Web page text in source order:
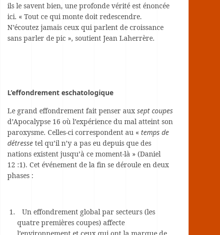
ils le savent bien, une profonde vérité est énoncée
ici. « Tout ce qui monte doit redescendre.
N’écoutez jamais ceux qui parlent de croissance
sans parler de pic », soutient Jean Laherrère.
L’effondrement eschatologique
Le grand effondrement fait penser aux sept coupes
d’Apocalypse 16 où l’expérience du mal atteint son
paroxysme. Celles-ci correspondent au « temps de
détresse tel qu’il n’y a pas eu depuis que des
nations existent jusqu’à ce moment-là » (Daniel
12 :1). Cet événement de la fin se déroule en deux
phases :
Un effondrement global par secteurs (les
quatre premières coupes) affecte
l’environnement et ceux qui ont la marque de